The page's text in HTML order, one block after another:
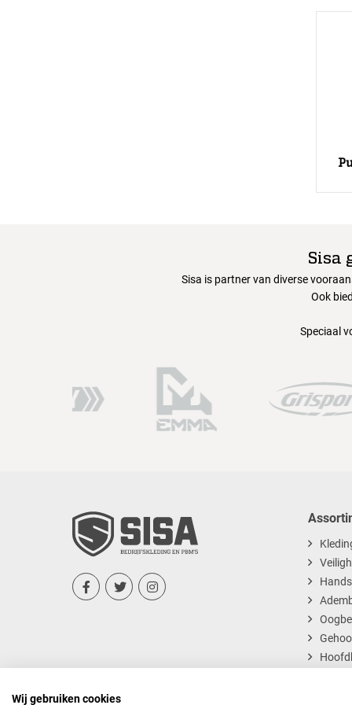
Sisa
Sisa is partner van diverse
Ook
Speciaal
  
Wij gebruiken cookies